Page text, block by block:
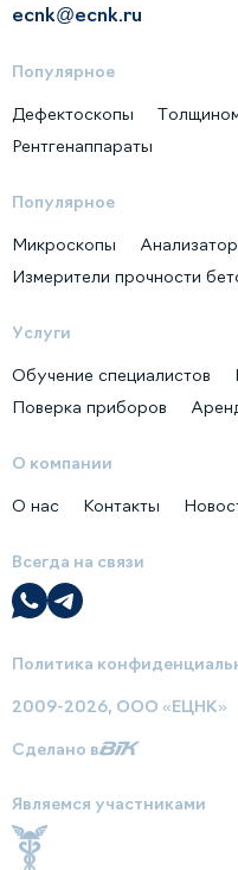
ecnk@ecnk.ru
Популярное
Дефектоскопы
Рентгенаппараты
Популярное
Микроскопы
Измерители прочности
Услуги
Обучение специалистов
Поверка приборов
О компании
О нас Контакты
Всегда на связи
Политика
2009-2026, ООО «ЕЦНК»
Сделано в
Являемся участниками